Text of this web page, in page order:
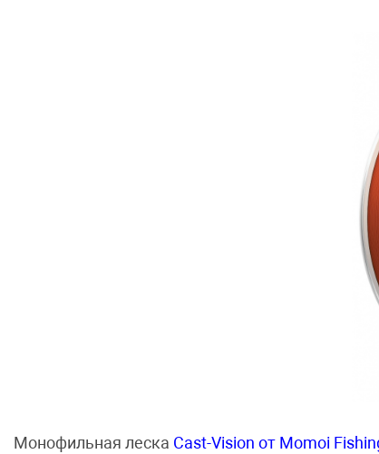
Монофильная леска Cast-Vision от Momoi